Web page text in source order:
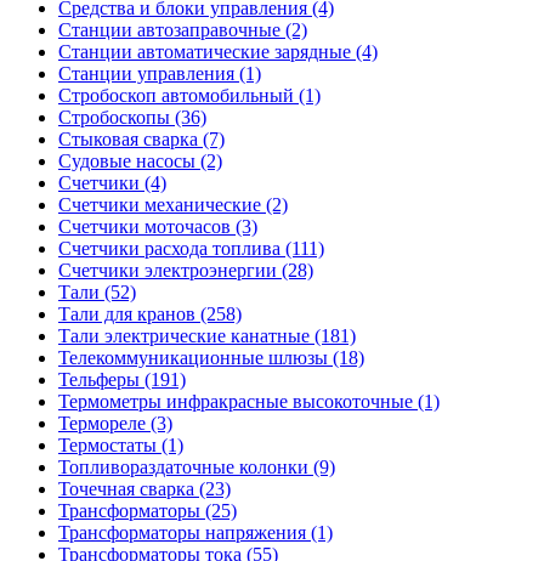
Средства и блоки управления (4)
Станции автозаправочные (2)
Станции автоматические зарядные (4)
Станции управления (1)
Стробоскоп автомобильный (1)
Стробоскопы (36)
Стыковая сварка (7)
Судовые насосы (2)
Счетчики (4)
Счетчики механические (2)
Счетчики моточасов (3)
Счетчики расхода топлива (111)
Счетчики электроэнергии (28)
Тали (52)
Тали для кранов (258)
Тали электрические канатные (181)
Телекоммуникационные шлюзы (18)
Тельферы (191)
Термометры инфракрасные высокоточные (1)
Термореле (3)
Термостаты (1)
Топливораздаточные колонки (9)
Точечная сварка (23)
Трансформаторы (25)
Трансформаторы напряжения (1)
Трансформаторы тока (55)